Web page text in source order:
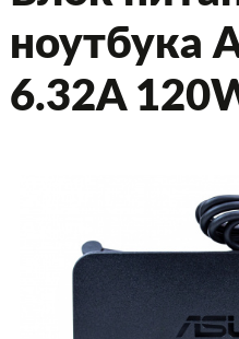
ноутбука
6.32A